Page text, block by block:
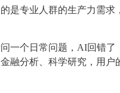
是专业人群的生产力需
一个日常问题，AI回错
融分析、科学研究，用